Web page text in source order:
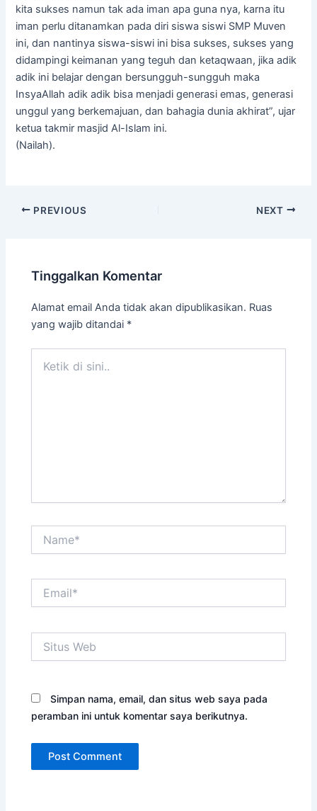
kita sukses namun tak ada iman apa guna nya, karna itu
iman perlu ditanamkan pada diri siswa siswi SMP Muven
ini, dan nantinya siswa-siswi ini bisa sukses, sukses yang
didampingi keimanan yang teguh dan ketaqwaan, jika adik
adik ini belajar dengan bersungguh-sungguh maka
InsyaAllah adik adik bisa menjadi generasi emas, generasi
unggul yang berkemajuan, dan bahagia dunia akhirat”, ujar
ketua takmir masjid Al-Islam ini.
(Nailah).
PREVIOUS NEXT
Tinggalkan Komentar
Alamat email Anda tidak akan dipublikasikan. Ruas
yang wajib ditandai *
Web
Simpan nama, email, dan situs web saya pada
peramban ini untuk komentar saya berikutnya.